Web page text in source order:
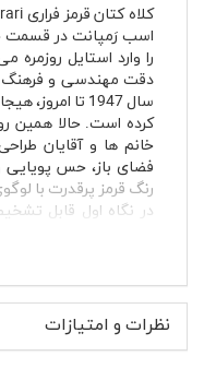
اسب رَمپانت در قسمت
را وارد استایل روزمره
دقت مهندسی و فرهنگ
سال 1947 تا
کرده است. حالا همین
خانم ها و آقایان
فضای باز، حس پویایی
رنگ قرمز پرقدرت با
در نگاه اول قابل
ویژگی‌های
جنس: کتان
طولانی‌مدت
نظرات و امتیازات